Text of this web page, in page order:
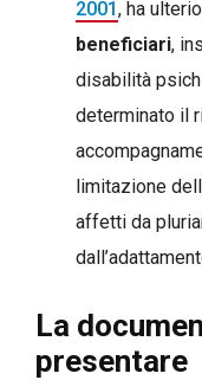
2001, ha
beneficiari,
disabilità
determinato il
limitazione
affetti da
La
presentare